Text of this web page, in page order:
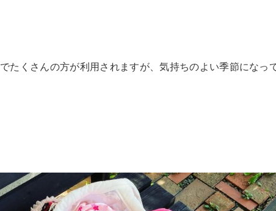
たくさんの方が利用されますが、気持ちのよい季節になっ